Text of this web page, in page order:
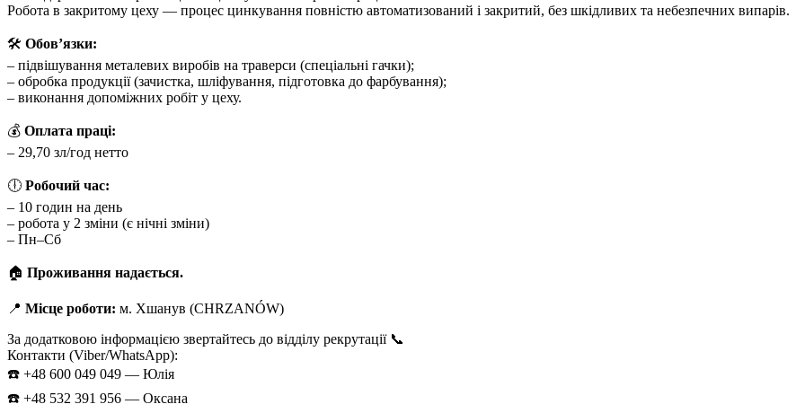
Робота в закритому цеху — процес цинкування повністю автоматизований і закритий, без шкідливих та небезпечних випарів.
🛠 Обов’язки:
– підвішування металевих виробів на траверси (спеціальні гачки);
– обробка продукції (зачистка, шліфування, підготовка до фарбування);
– виконання допоміжних робіт у цеху.
💰 Оплата праці:
– 29,70 зл/год нетто
🕕 Робочий час:
– 10 годин на день
– робота у 2 зміни (є нічні зміни)
– Пн–Сб
🏠 Проживання надається.
📍 Місце роботи: м. Хшанув (CHRZANÓW)
За додатковою інформацією звертайтесь до відділу рекрутації 📞
Контакти (Viber/WhatsApp):
☎️ +48 600 049 049 — Юлія
☎️ +48 532 391 956 — Оксана